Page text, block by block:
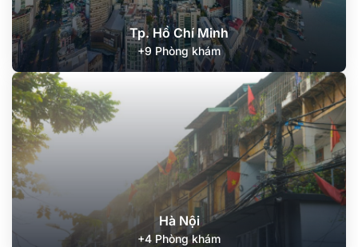
Tp. Hồ Chí Minh
+9 Phòng khám
Hà Nội
+4 Phòng khám